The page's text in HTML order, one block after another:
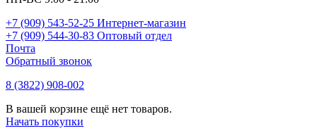
+7 (909) 543-52-25 Интернет-магазин
+7 (909) 544-30-83 Оптовый отдел
Почта
Обратный звонок
8 (3822) 908-002
В вашей корзине ещё нет товаров.
Начать покупки